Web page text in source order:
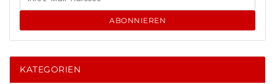
ABONNIEREN
KATEGORIEN